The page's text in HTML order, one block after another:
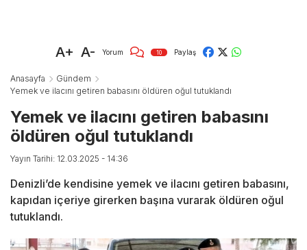
A+ A- Yorum 10 Paylaş
Anasayfa
Gündem
Yemek ve ilacını getiren babasını öldüren oğul tutuklandı
Yemek ve ilacını getiren babasını
öldüren oğul tutuklandı
Yayın Tarihi: 12.03.2025 - 14:36
Denizli’de kendisine yemek ve ilacını getiren babasını,
kapıdan içeriye girerken başına vurarak öldüren oğul
tutuklandı.